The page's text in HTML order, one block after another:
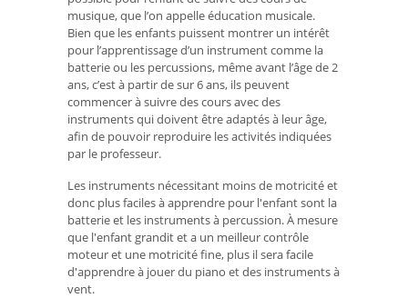
musique, que l’on appelle éducation musicale.
Bien que les enfants puissent montrer un intérêt
pour l’apprentissage d’un instrument comme la
batterie ou les percussions, même avant l’âge de 2
ans, c’est à partir de sur 6 ans, ils peuvent
commencer à suivre des cours avec des
instruments qui doivent être adaptés à leur âge,
afin de pouvoir reproduire les activités indiquées
par le professeur.
Les instruments nécessitant moins de motricité et
donc plus faciles à apprendre pour l'enfant sont la
batterie et les instruments à percussion. À mesure
que l'enfant grandit et a un meilleur contrôle
moteur et une motricité fine, plus il sera facile
d'apprendre à jouer du piano et des instruments à
vent.